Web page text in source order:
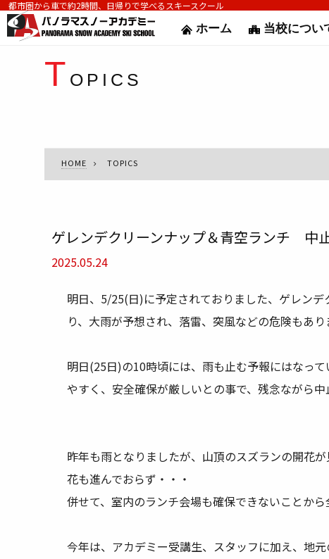
都市圏から車で約2時間、日帰りで学べるスキースクール
ホーム 当校につい
T OPICS
HOME TOPICS
ゲレンデクリーンナップ＆青空ランチ 中
2025.05.24
明日、5/25(日)に予定されておりました、ゲレン
り、大雨が予想され、落雷、突風などの危険もあり
明日(25日)の10時頃には、雨も止む予報にはなっ
やすく、安全確保が厳しいとの事で、残念ながら中
昨年も雨となりましたが、山頂のスズランの開花
花も進んでおらず・・・
併せて、室内のランチ会場も確保できないことから
今年は、アカデミー受講生、スタッフに加え、地